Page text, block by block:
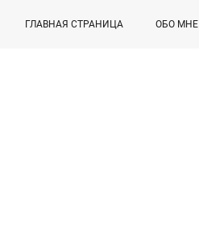
ГЛАВНАЯ СТРАНИЦА ОБО МНЕ